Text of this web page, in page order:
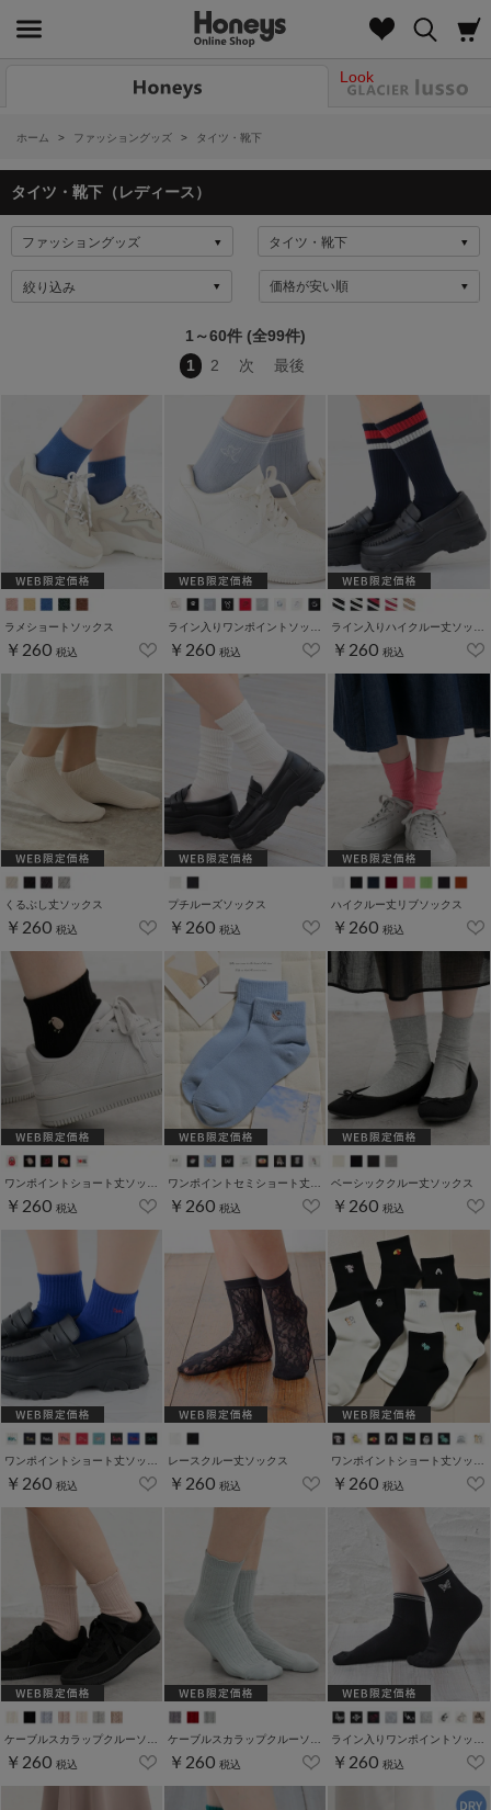
Look
ホーム > ファッショングッズ > タイツ・靴下
タイツ・靴下（レディース）
絞り込み
1～60件 (全99件)
1
2 次 最後
ラメショートソックス
￥260 税込 ￥260 税込 ￥260 税込
くるぶし丈ソックス
￥260 税込
プチルーズソックス
￥260 税込
ハイクルー丈リブソックス
￥260 税込
￥260 税込 ￥260 税込
ベーシッククルー丈ソックス
￥260 税込
ワンポイントショート丈ソックス
￥260 税込
レースクルー丈ソックス
￥260 税込
ワンポイントショート丈ソックス
￥260 税込
￥260 税込 ￥260 税込 ￥260 税込